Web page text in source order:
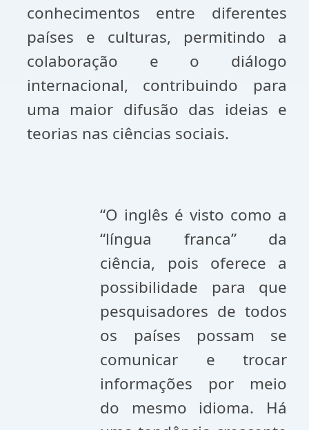
conhecimentos entre diferentes
países e culturas, permitindo a
colaboração e o diálogo
internacional, contribuindo para
uma maior difusão das ideias e
teorias nas ciências sociais.
“O inglês é visto como a
“língua franca” da
ciência, pois oferece a
possibilidade para que
pesquisadores de todos
os países possam se
comunicar e trocar
informações por meio
do mesmo idioma. Há